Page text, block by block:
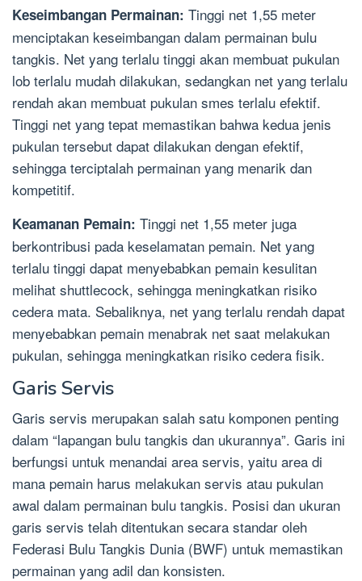
Keseimbangan Permainan: Tinggi net 1,55 meter
menciptakan keseimbangan dalam permainan bulu
tangkis. Net yang terlalu tinggi akan membuat pukulan
lob terlalu mudah dilakukan, sedangkan net yang terlalu
rendah akan membuat pukulan smes terlalu efektif.
Tinggi net yang tepat memastikan bahwa kedua jenis
pukulan tersebut dapat dilakukan dengan efektif,
sehingga terciptalah permainan yang menarik dan
kompetitif.
Keamanan Pemain: Tinggi net 1,55 meter juga
berkontribusi pada keselamatan pemain. Net yang
terlalu tinggi dapat menyebabkan pemain kesulitan
melihat shuttlecock, sehingga meningkatkan risiko
cedera mata. Sebaliknya, net yang terlalu rendah dapat
menyebabkan pemain menabrak net saat melakukan
pukulan, sehingga meningkatkan risiko cedera fisik.
Garis Servis
Garis servis merupakan salah satu komponen penting
dalam “lapangan bulu tangkis dan ukurannya”. Garis ini
berfungsi untuk menandai area servis, yaitu area di
mana pemain harus melakukan servis atau pukulan
awal dalam permainan bulu tangkis. Posisi dan ukuran
garis servis telah ditentukan secara standar oleh
Federasi Bulu Tangkis Dunia (BWF) untuk memastikan
permainan yang adil dan konsisten.